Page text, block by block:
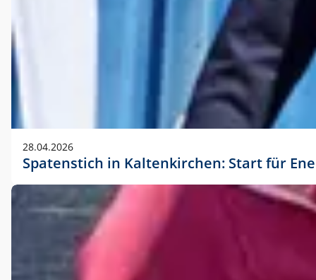
28.04.2026
Spatenstich in Kaltenkirchen: Start für